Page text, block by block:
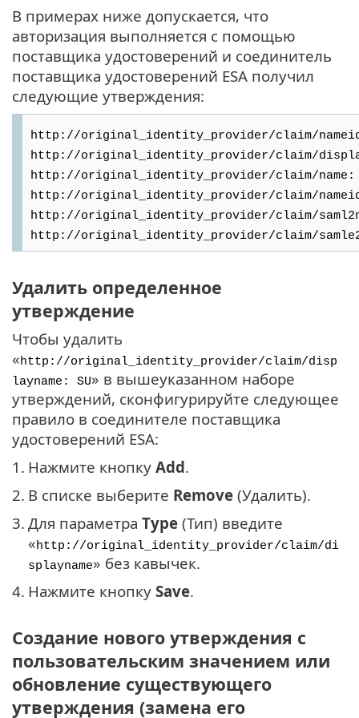
В примерах ниже допускается, что
авторизация выполняется с помощью
поставщика удостоверений и соединитель
поставщика удостоверений ESA получил
следующие утверждения:
http://original_identity_provider/claim/nameid:
http://original_identity_provider/claim/
http://original_identity_provider/claim/name:
http://original_identity_provider/claim/nameid:
http://original_identity_provider/claim/
http://original_identity_provider/claim/
Удалить определенное
утверждение
Чтобы удалить
«http://original_identity_provider/claim/disp
layname: SU» в вышеуказанном наборе
утверждений, сконфигурируйте следующее
правило в соединителе поставщика
удостоверений ESA:
1. Нажмите кнопку Add.
2. В списке выберите Remove (Удалить).
3. Для параметра Type (Тип) введите
«http://original_identity_provider/claim/di
splayname» без кавычек.
4. Нажмите кнопку Save.
Создание нового утверждения с
пользовательским значением или
обновление существующего
утверждения (замена его